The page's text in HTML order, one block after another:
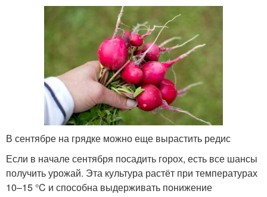
В сентябре на грядке можно еще вырастить редис
Если в начале сентября посадить горох, есть все шансы
получить урожай. Эта культура растёт при температурах
10–15 °C и способна выдерживать понижение